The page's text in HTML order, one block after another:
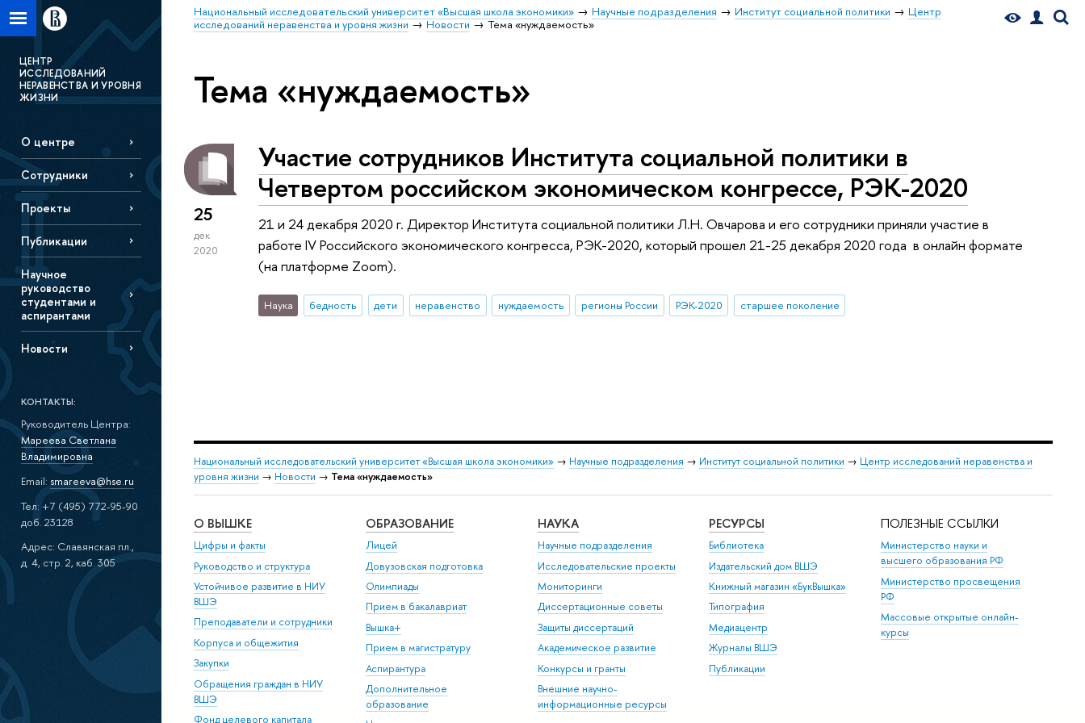
Национальный исследовательский университет «Высшая школа экономики» Научные подразделения Институт социальной политики
Центр
исследований неравенства и уровня жизни
Новости Тема «нуждаемость»
ЦЕНТР
ИССЛЕДОВАНИЙ
НЕРАВЕНСТВА И УРОВНЯ
ЖИЗНИ
О центре
Сотрудники
Проекты
Публикации
Научное
руководство
студентами и
аспирантами
Новости
КОНТАКТЫ:
Руководитель Центра:
Мареева Светлана
Владимировна
Email: smareeva@hse.ru
Тел: +7 (495) 772-95-90
доб. 23128
Адрес: Славянская пл.,
д. 4, стр. 2, каб. 305
Тема «нуждаемость»
25
дек
2020
Участие сотрудников Института социальной политики в
Четвертом российском экономическом конгрессе, РЭК-2020
21 и 24 декабря 2020 г. Директор Института социальной политики Л.Н. Овчарова и его сотрудники приняли участие в
работе IV Российского экономического конгресса, РЭК-2020, который прошел 21-25 декабря 2020 года в онлайн формате
(на платформе Zoom).
Наука бедность дети неравенство нуждаемость регионы России РЭК-2020 старшее поколение
Национальный исследовательский университет «Высшая школа экономики» → Научные подразделения → Институт социальной политики → Центр исследований неравенства и
уровня жизни → Новости → Тема «нуждаемость»
О ВЫШКЕ
Цифры и факты
Руководство и структура
Устойчивое развитие в НИУ
ВШЭ
Преподаватели и сотрудники
Корпуса и общежития
Закупки
Обращения граждан в НИУ
ВШЭ
Фонд целевого капитала
ОБРАЗОВАНИЕ
Лицей
Довузовская подготовка
Олимпиады
Прием в бакалавриат
Вышка+
Прием в магистратуру
Аспирантура
Дополнительное
образование
НАУКА
Научные подразделения
Исследовательские проекты
Мониторинги
Диссертационные советы
Защиты диссертаций
Академическое развитие
Конкурсы и гранты
Внешние научно-
информационные ресурсы
РЕСУРСЫ
Библиотека
Издательский дом ВШЭ
Книжный магазин «БукВышка»
Типография
Медиацентр
Журналы ВШЭ
Публикации
ПОЛЕЗНЫЕ ССЫЛКИ
Министерство науки и
высшего образования РФ
Министерство просвещения
РФ
Массовые открытые онлайн-
курсы